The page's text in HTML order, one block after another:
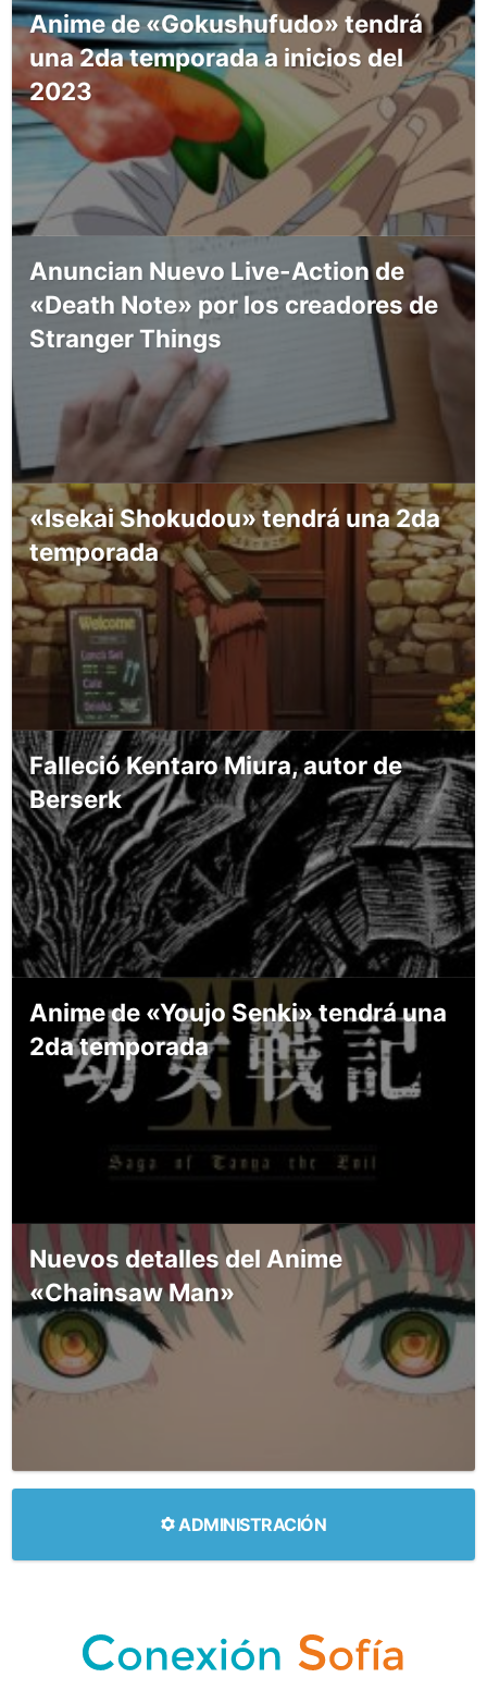
Anime de «Gokushufudo» tendrá
una 2da temporada a inicios del
2023
Anuncian Nuevo Live-Action de
«Death Note» por los creadores de
Stranger Things
«Isekai Shokudou» tendrá una 2da
temporada
Falleció Kentaro Miura, autor de
Berserk
Anime de «Youjo Senki» tendrá una
2da temporada
Nuevos detalles del Anime
«Chainsaw Man»
ADMINISTRACIÓN